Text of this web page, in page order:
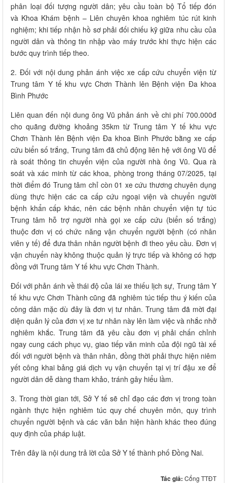
phân loại đối tượng người dân; yêu cầu toàn bộ Tổ tiếp đón
và Khoa Khám bệnh – Liên chuyên khoa nghiêm túc rút kinh
nghiệm; khi tiếp nhận hồ sơ phải đối chiếu kỹ giữa nhu cầu của
người dân và thông tin nhập vào máy trước khi thực hiện các
bước quy trình tiếp theo.
2. Đối với nội dung phản ánh việc xe cấp cứu chuyển viện từ
Trung tâm Y tế khu vực Chơn Thành lên Bệnh viện Đa khoa
Bình Phước
Liên quan đến nội dung ông Vũ phản ánh về chi phí 700.000đ
cho quãng đường khoảng 35km từ Trung tâm Y tế khu vực
Chơn Thành lên Bệnh viện Đa khoa Bình Phước bằng xe cấp
cứu biển số trắng, Trung tâm đã chủ động liên hệ với ông Vũ để
rà soát thông tin chuyển viện của người nhà ông Vũ. Qua rà
soát và xác minh từ các khoa, phòng trong tháng 07/2025, tại
thời điểm đó Trung tâm chỉ còn 01 xe cứu thương chuyên dụng
dùng thực hiện các ca cấp cứu ngoại viện và chuyển người
bệnh khẩn cấp khác, nên các bệnh nhân chuyển viện tự túc
Trung tâm hỗ trợ người nhà gọi xe cấp cứu (biển số trắng)
thuộc đơn vị có chức năng vận chuyển người bệnh (có nhân
viên y tế) để đưa thân nhân người bệnh đi theo yêu cầu. Đơn vị
vận chuyển này không thuộc quản lý trực tiếp và không có hợp
đồng với Trung tâm Y tế khu vực Chơn Thành.
Đối với phản ánh về thái độ của lái xe thiếu lịch sự, Trung tâm Y
tế khu vực Chơn Thành cũng đã nghiêm túc tiếp thu ý kiến của
công dân mặc dù đây là đơn vị tư nhân. Trung tâm đã mời đại
diện quản lý của đơn vị xe tư nhân này lên làm việc và nhắc nhở
nghiêm khắc. Trung tâm đã yêu cầu đơn vị phải chấn chỉnh
ngay cung cách phục vụ, giao tiếp văn minh của đội ngũ tài xế
đối với người bệnh và thân nhân, đồng thời phải thực hiện niêm
yết công khai bảng giá dịch vụ vận chuyển tại vị trí đậu xe để
người dân dễ dàng tham khảo, tránh gây hiểu lầm.
3. Trong thời gian tới, Sở Y tế sẽ chỉ đạo các đơn vị trong toàn
ngành thực hiện nghiêm túc quy chế chuyên môn, quy trình
chuyển người bệnh và các văn bản hiện hành khác theo đúng
quy định của pháp luật.
Trên đây là nội dung trả lời của Sở Y tế thành phố Đồng Nai.
Tác giả: Cổng TTĐT